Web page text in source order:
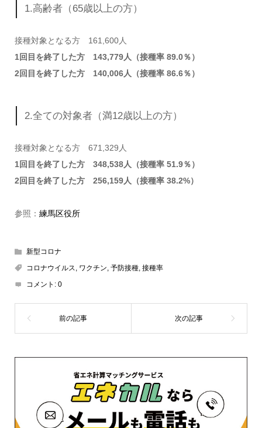
1.高齢者（65歳以上の方）
接種対象となる方 161,600人
1回目を終了した方 143,779人（接種率 89.0％）
2回目を終了した方 140,006人（接種率 86.6％）
2.全ての対象者（満12歳以上の方）
接種対象となる方 671,329人
1回目を終了した方 348,538人（接種率 51.9％）
2回目を終了した方 256,159人（接種率 38.2%）
参照： 練馬区役所
新型コロナ
コロナウイルス, ワクチン, 予防接種, 接種率
コメント: 0